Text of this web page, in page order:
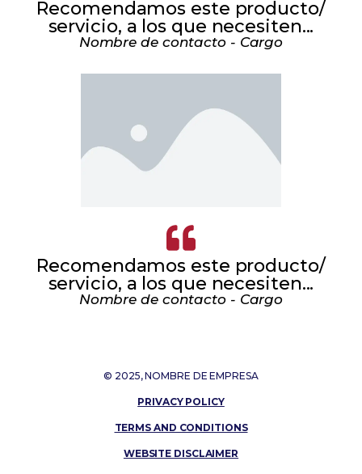
Recomendamos este producto/
servicio, a los que necesiten...
Nombre de contacto - Cargo
Recomendamos este producto/
servicio, a los que necesiten...
Nombre de contacto - Cargo
© 2025, NOMBRE DE EMPRESA
PRIVACY POLICY
TERMS AND CONDITIONS
WEBSITE DISCLAIMER